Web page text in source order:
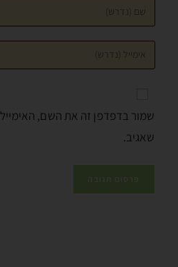
שמור בדפדפן זה את השם,
שאגיב.